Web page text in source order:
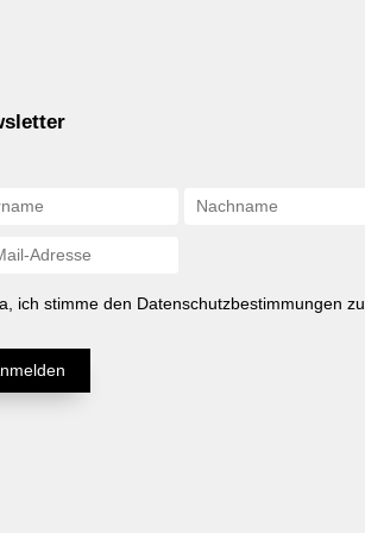
ich stimme den Datenschutzbestimmungen zu.